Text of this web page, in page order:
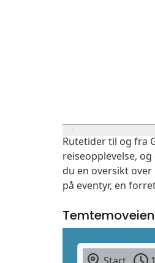
Rutetider til og fra
reiseopplevelse,
du en oversikt
på eventyr, en